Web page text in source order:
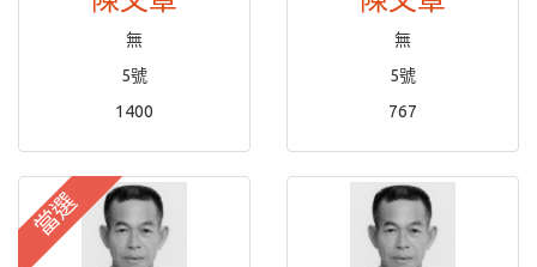
無
5號
1400
無
5號
767
當選